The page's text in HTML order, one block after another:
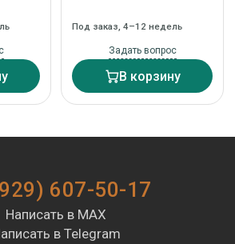
Под заказ, 4–12 недель
Задать вопрос
В корзину
607-50-17
Написать в MAX
в Telegram